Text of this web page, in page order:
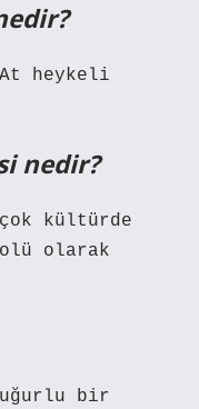
heykeli
nedir?
kültürde
olarak
bir